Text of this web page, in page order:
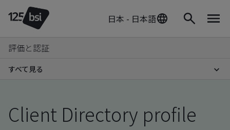
日本 - 日本語
評価と認証
すべて見る
Client Directory profile